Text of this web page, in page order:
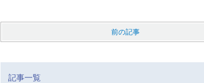
前の記事
記事一覧